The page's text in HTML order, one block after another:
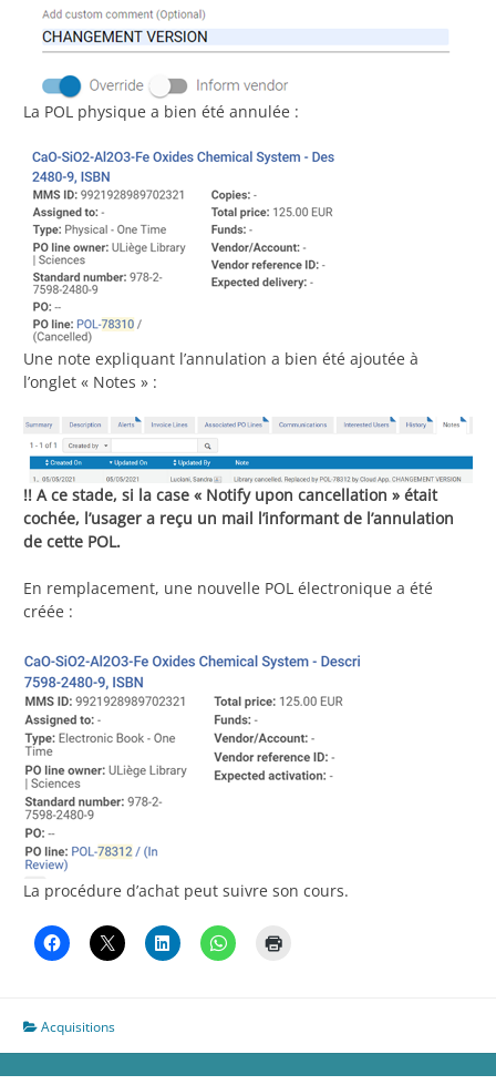
La POL physique a bien été annulée :
Une note expliquant l’annulation a bien été ajoutée à
l’onglet « Notes » :
!! A ce stade, si la case « Notify upon cancellation » était
cochée, l’usager a reçu un mail l’informant de l’annulation
de cette POL.
En remplacement, une nouvelle POL électronique a été
créée :
La procédure d’achat peut suivre son cours.
Acquisitions